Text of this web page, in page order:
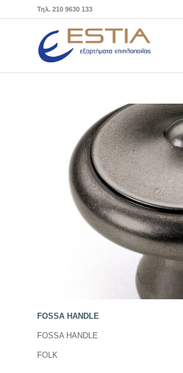
Τηλ. 210 9630 133
FOSSA HANDLE
FOSSA HANDLE
FOLK